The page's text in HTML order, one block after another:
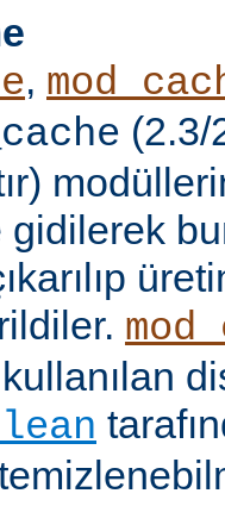
,
(2.3/
gidilerek